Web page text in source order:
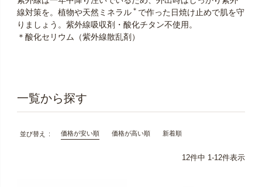
線対策を。植物や天然ミネラル ＊ で作った日焼け止めで肌を守
りましょう。紫外線吸収剤・酸化チタン不使用。
＊酸化セリウム（紫外線散乱剤）
並び替え 価格が安い順 価格が高い順 新着順
12件中 1-12件表示